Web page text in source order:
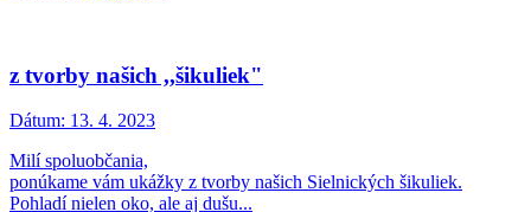
z tvorby našich ,,šikuliek"
Dátum: 13. 4. 2023
Milí spoluobčania,
ponúkame vám ukážky z tvorby našich Sielnických šikuliek.
Pohladí nielen oko, ale aj dušu...